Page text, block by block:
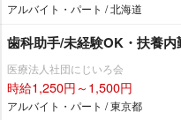
アルバイト・パート / 北海道
歯科助手/未経験OK・扶養
医療法人社団にじいろ会
時給1,250円～1,500円
アルバイト・パート / 東京都